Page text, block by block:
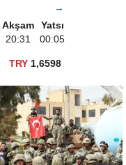
→
Akşam
Yatsı
20:31 00:05
TRY1,6598